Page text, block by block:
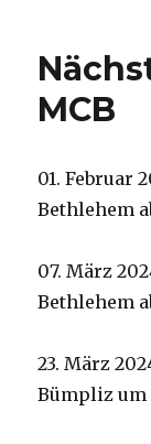
MCB
01. Februar
Bethlehem
07. März
Bethlehem
23. März
Bümpliz um